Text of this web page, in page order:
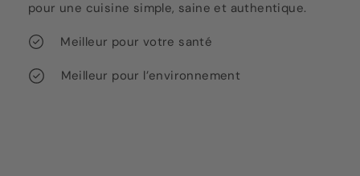
pour une cuisine simple, saine et authentique.
Meilleur pour votre santé
Meilleur pour l’environnement